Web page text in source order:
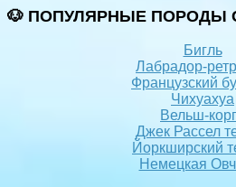
🐶 ПОПУЛЯРНЫЕ ПОРОДЫ
Бигль
Лабрадор-
Французский
Чихуахуа
Вельш-
Джек Рассел
Йоркширский
Немецкая